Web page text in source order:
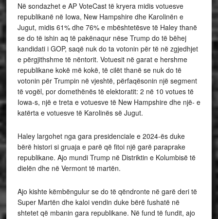
Në sondazhet e AP VoteCast të kryera midis votuesve
republikanë në Iowa, New Hampshire dhe Karolinën e
Jugut, midis 61% dhe 76% e mbështetësve të Haley thanë
se do të ishin aq të pakënaqur nëse Trump do të bëhej
kandidati i GOP, saqë nuk do ta votonin për të në zgjedhjet
e përgjithshme të nëntorit. Votuesit në garat e hershme
republikane kokë më kokë, të cilët thanë se nuk do të
votonin për Trumpin në vjeshtë, përfaqësonin një segment
të vogël, por domethënës të elektoratit: 2 në 10 votues të
Iowa-s, një e treta e votuesve të New Hampshire dhe një- e
katërta e votuesve të Karolinës së Jugut.
Haley largohet nga gara presidenciale e 2024-ës duke
bërë histori si gruaja e parë që fitoi një garë paraprake
republikane. Ajo mundi Trump në Distriktin e Kolumbisë të
dielën dhe në Vermont të martën.
Ajo kishte këmbëngulur se do të qëndronte në garë deri të
Super Martën dhe kaloi vendin duke bërë fushatë në
shtetet që mbanin gara republikane. Në fund të fundit, ajo